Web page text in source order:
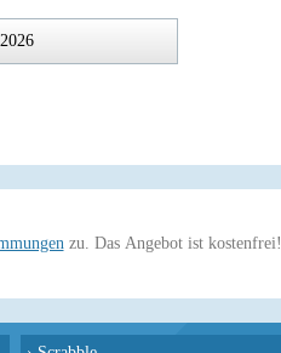
zu. Das Angebot ist kostenfrei!